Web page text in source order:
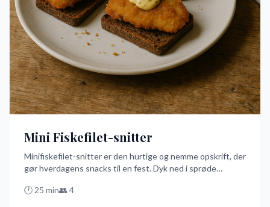
Mini Fiskefilet-snitter
Minifiskefilet-snitter er den hurtige og nemme opskrift, der
gør hverdagens snacks til en fest. Dyk ned i sprøde
dem med en klat remoulade og en skvæt citron. Perfekt til
🕐 25 min👥 4